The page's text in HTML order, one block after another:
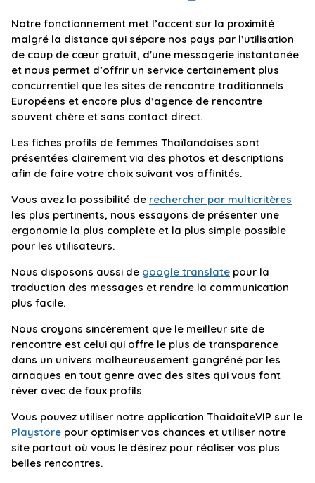
Notre fonctionnement met l’accent sur la proximité
malgré la distance qui sépare nos pays par l’utilisation
de coup de cœur gratuit, d'une messagerie instantanée
et nous permet d’offrir un service certainement plus
concurrentiel que les sites de rencontre traditionnels
Européens et encore plus d’agence de rencontre
souvent chère et sans contact direct.
Les fiches profils de femmes Thaïlandaises sont
présentées clairement via des photos et descriptions
afin de faire votre choix suivant vos affinités.
Vous avez la possibilité de rechercher par multicritères
les plus pertinents, nous essayons de présenter une
ergonomie la plus complète et la plus simple possible
pour les utilisateurs.
Nous disposons aussi de google translate pour la
traduction des messages et rendre la communication
plus facile.
Nous croyons sincèrement que le meilleur site de
rencontre est celui qui offre le plus de transparence
dans un univers malheureusement gangréné par les
arnaques en tout genre avec des sites qui vous font
rêver avec de faux profils
Vous pouvez utiliser notre application ThaidaiteVIP sur le
Playstore pour optimiser vos chances et utiliser notre
site partout où vous le désirez pour réaliser vos plus
belles rencontres.